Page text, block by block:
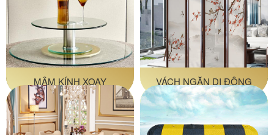
MÂM KÍNH XOAY VÁCH NGĂN DI ĐỘNG